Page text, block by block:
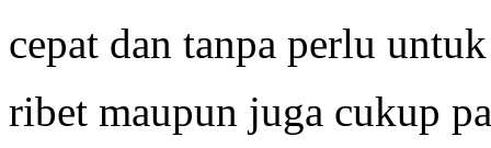
cepat dan tanpa perlu
ribet maupun juga cukup